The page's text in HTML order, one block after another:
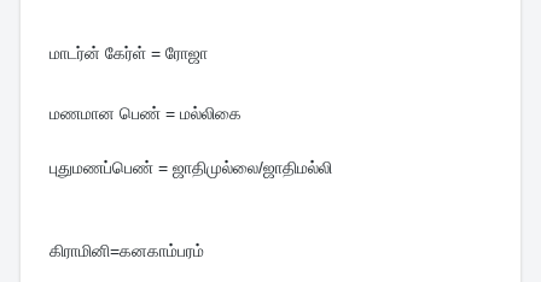
மாடர்ன் கேர்ள் = ரோஜா
புதுமணப்பெண் = ஜாதிமுல்லை/ஜாதிமல்லி
கிராமினி=கனகாம்பரம்